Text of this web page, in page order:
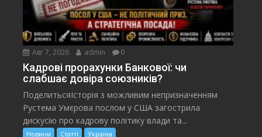
Авг 7, 2026 admin 0
Кадрові прорахунки Банкової: чи
слабшає довіра союзників?
ПоделитьсяІсторія з можливим непризначенням
Рустема Умєрова послом у США загострила
дискусію про кадрову політику влади та...
Новини Статті Україна